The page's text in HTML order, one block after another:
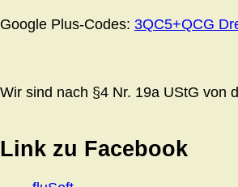
Google Plus-Codes: 3QC5+QCG
Wir sind nach §4 Nr. 19a UStG von
Link zu Facebook